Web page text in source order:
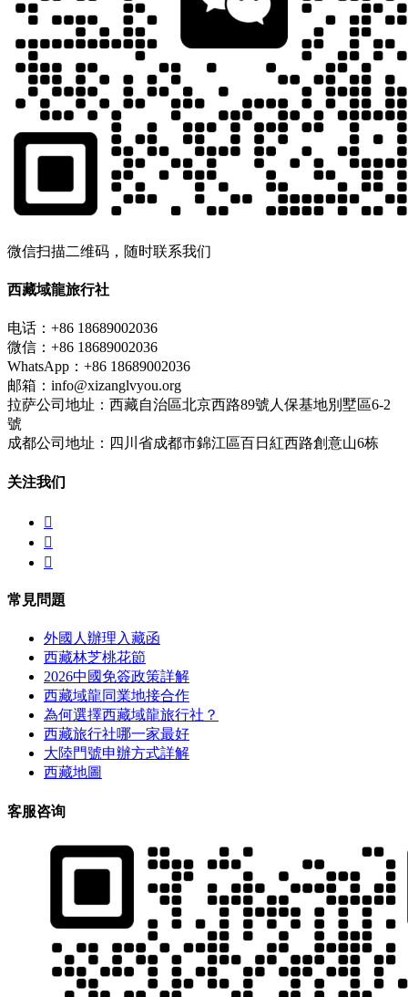
微信扫描二维码，随时联系我们
西藏域龍旅行社
电话：+86 18689002036
微信：+86 18689002036
WhatsApp：+86 18689002036
邮箱：info@xizanglvyou.org
拉萨公司地址：西藏自治區北京西路89號人保基地別墅區6-2
號
成都公司地址：四川省成都市錦江區百日紅西路創意山6栋
关注我们



常見問題
外國人辦理入藏函
西藏林芝桃花節
2026中國免簽政策詳解
西藏域龍同業地接合作
為何選擇西藏域龍旅行社？
西藏旅行社哪一家最好
大陸門號申辦方式詳解
西藏地圖
客服咨询